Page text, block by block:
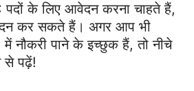
पदों के लिए आवेदन करना चाहते हैं,
कर सकते हैं। अगर आप भी
नौकरी पाने के इच्छुक हैं, तो नीचे
से पढ़ें!